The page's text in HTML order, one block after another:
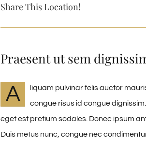
Share This Location!
Praesent ut sem
A
liquam pulvinar felis auctor
congue risus id congue
eget est pretium sodales. Donec ipsum
Duis metus nunc, congue nec